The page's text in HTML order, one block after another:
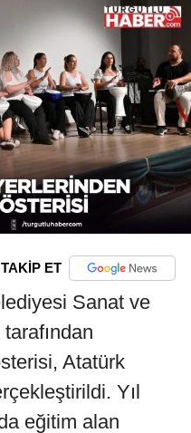
TAKİP ET
Sanat ve
Atatürk
Yıl
eğitim alan